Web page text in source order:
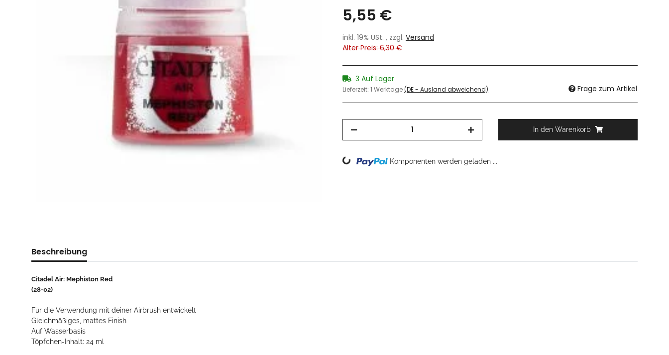
5,55 €
inkl. 19% USt. , zzgl. Versand
Alter Preis: 6,30 €
3 Auf Lager
Lieferzeit: 1 Werktage(DE - Ausland abweichend) Frage zum Artikel
In den Warenkorb
Loading... Komponenten werden geladen ...
Beschreibung
Citadel Air: Mephiston Red
(28-02)
Für die Verwendung mit deiner Airbrush entwickelt
Gleichmäßiges, mattes Finish
Auf Wasserbasis
Töpfchen-Inhalt: 24 ml